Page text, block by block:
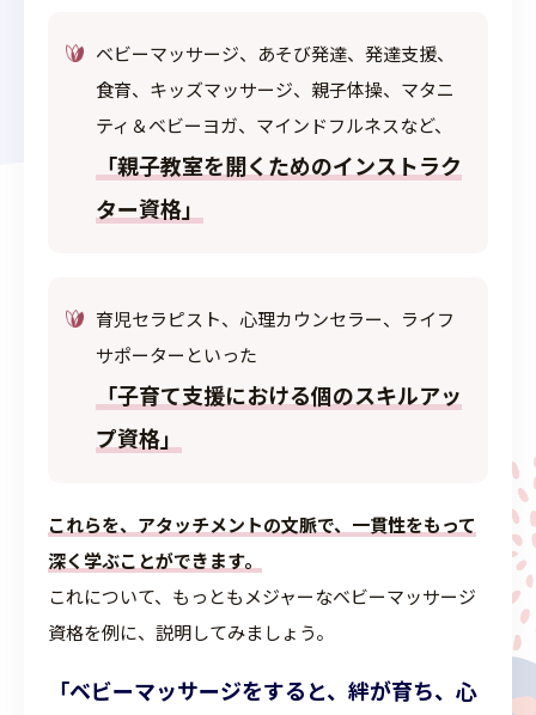
ベビーマッサージ、あそび発達、発達支援、
食育、キッズマッサージ、親子体操、マタニ
ティ＆ベビーヨガ、マインドフルネスなど、
「親子教室を開くためのインストラク
ター資格」
育児セラピスト、心理カウンセラー、ライフ
サポーターといった
「子育て支援における個のスキルアッ
プ資格」
これらを、アタッチメントの文脈で、一貫性をもって
深く学ぶことができます。
これについて、もっともメジャーなベビーマッサージ
資格を例に、説明してみましょう。
「ベビーマッサージをすると、絆が育ち、心